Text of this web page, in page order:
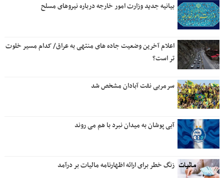
بیانیه جدید وزارت امور خارجه درباره نیروهای مسلح
اعلام آخرین وضعیت جاده های منتهی به عراق/ کدام مسیر خلوت
تر است؟
سرمربی نفت آبادان مشخص شد
آبی پوشان به میدان نبرد با هم می روند
زنگ خطر برای ارائه اظهارنامه مالیات بر درآمد